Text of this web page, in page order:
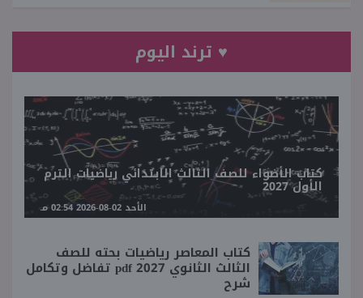
♥ ترند اليوم
كتاب الأضواء للصف الثالث الابتدائي رياضيات الترم
الأول 2027
الأحد 02-08-2026 02:54 مـ
كتاب المعاصر رياضيات بحته للصف
الثالث الثانوي 2027 pdf تفاضل وتكامل
شرح